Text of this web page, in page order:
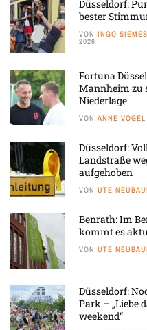
Düsseldorf:
bester
VON INGO
2026
Fortuna
Mannheim zu
Niederlage
VON ANNE VOGEL
Düsseldorf:
Landstraße
aufgehoben
VON UTE
Benrath: Im
kommt es
VON UTE
Düsseldorf:
Park – „Liebe
weekend“